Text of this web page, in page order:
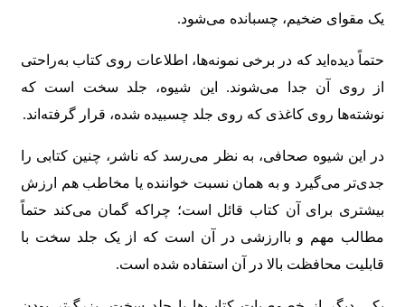
یک مقوای ضخیم، چسبانده می‌شود.
حتماً دیده‌اید که در برخی نمونه‌ها، اطلاعات روی کتاب به‌راحتی
از روی آن جدا می‌شوند. این شیوه، جلد سخت است که
نوشته‌ها روی کاغذی که روی جلد چسبیده شده، قرار گرفته‌اند.
در این شیوه صحافی، به نظر می‌رسد که ناشر، چنین کتابی را
جدی‌تر می‌گیرد و به همان نسبت خواننده یا مخاطب هم ارزش
بیشتری برای آن کتاب قائل است؛ چراکه گمان می‌کند حتماً
مطالب مهم و باارزشی در آن است که از یک جلد سخت با
قابلیت محافظت بالا در آن استفاده شده است.